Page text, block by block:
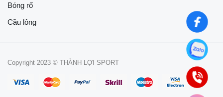
Bóng rổ
Cầu lông
Copyright 2023 © THÀNH LỢI SPORT